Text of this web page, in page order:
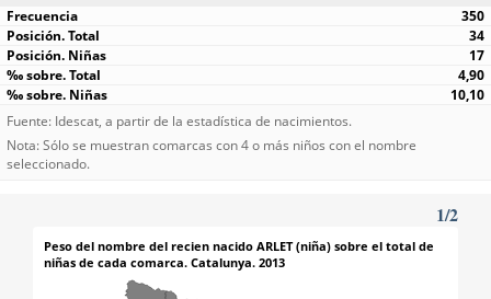
350
34
17
4,90
10,10
Fuente: Idescat, a partir de la estadística de nacimientos.
Nota: Sólo se muestran comarcas con 4 o más niños con el nombre
seleccionado.